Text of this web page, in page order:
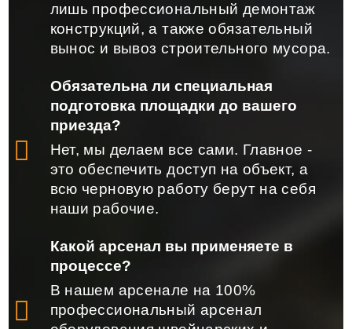
лишь профессиональный демонтаж
конструкций, а также обязательный
вынос и вывоз строительного мусора.
Обязательна ли специальная
подготовка площадки до вашего
приезда?
Нет, мы делаем все сами. Главное -
это обеспечить доступ на объект, а
всю черновую работу берут на себя
наши рабочие.
Какой арсенал вы применяете в
процессе?
В нашем арсенале на 100%
профессиональный арсенал